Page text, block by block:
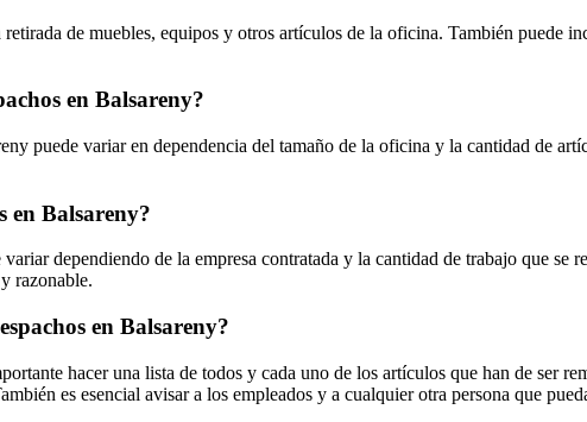
de muebles, equipos y otros artículos de la oficina. También puede
en Balsareny?
puede variar en dependencia del tamaño de la oficina y la cantidad de
en Balsareny?
dependiendo de la empresa contratada y la cantidad de trabajo que se
razonable.
en Balsareny?
hacer una lista de todos y cada uno de los artículos que han de ser
es esencial avisar a los empleados y a cualquier otra persona que